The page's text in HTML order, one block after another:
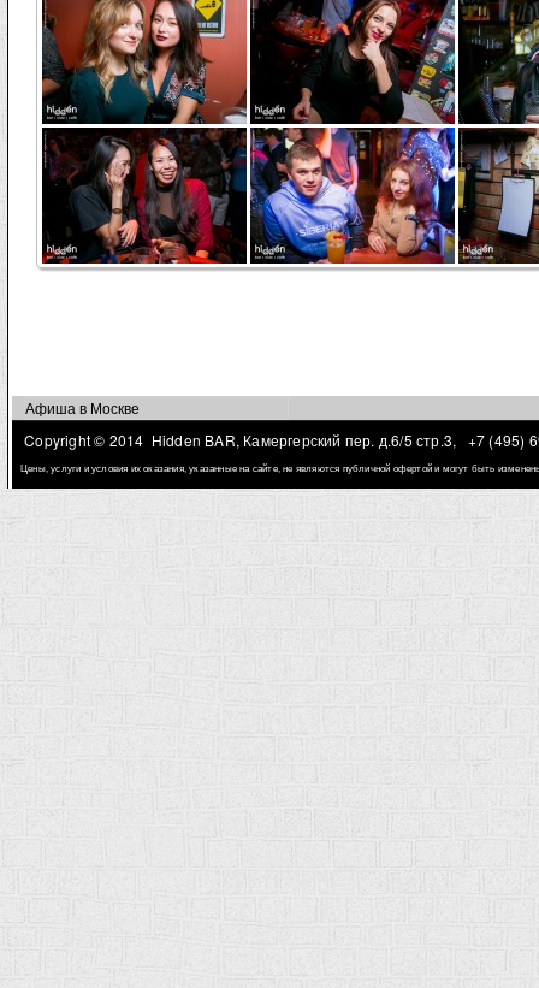
Афиша в Москве
Copyright © 2014 Hidden BAR, Камергерский пер. д.6/5 стр.3,
+7 (495)
Цены, услуги и условия их оказания, указанные на сайте, не являются публичной офертой и могут быть